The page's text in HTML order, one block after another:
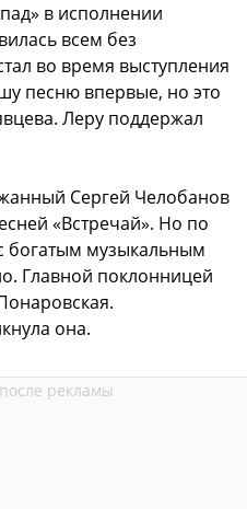
в исполнении
всем без
во время выступления
песню впервые, но это
Леру поддержал
Сергей Челобанов
«Встречай». Но по
богатым музыкальным
Главной поклонницей
она.